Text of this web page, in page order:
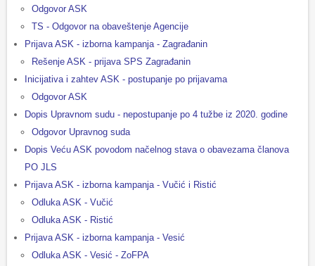
Odgovor ASK
TS - Odgovor na obaveštenje Agencije
Prijava ASK - izborna kampanja - Zagrađanin
Rešenje ASK - prijava SPS Zagrađanin
Inicijativa i zahtev ASK - postupanje po prijavama
Odgovor ASK
Dopis Upravnom sudu - nepostupanje po 4 tužbe iz 2020. godine
Odgovor Upravnog suda
Dopis Veću ASK povodom načelnog stava o obavezama članova
PO JLS
Prijava ASK - izborna kampanja - Vučić i Ristić
Odluka ASK - Vučić
Odluka ASK - Ristić
Prijava ASK - izborna kampanja - Vesić
Odluka ASK - Vesić - ZoFPA